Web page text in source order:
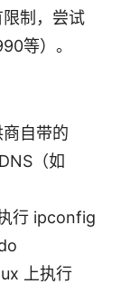
制，尝试
等）。
自带的
（如
行 ipconfig
上执行